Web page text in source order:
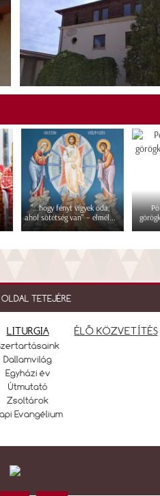
"...hogy fényt vigyek oda,
ahol sötétség van" – elmél...
TETEJÉRE
LITURGIA
Dallamvilág
Egyházi év
Útmutató
Zsoltárok
Evangélium
ÉLŐ KÖZVETÍTÉS